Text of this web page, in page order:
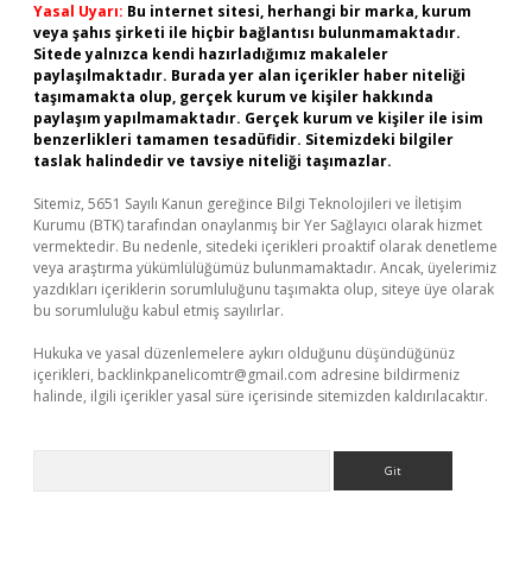
Yasal Uyarı: Bu internet sitesi, herhangi bir marka, kurum
veya şahıs şirketi ile hiçbir bağlantısı bulunmamaktadır.
Sitede yalnızca kendi hazırladığımız makaleler
paylaşılmaktadır. Burada yer alan içerikler haber niteliği
taşımamakta olup, gerçek kurum ve kişiler hakkında
paylaşım yapılmamaktadır. Gerçek kurum ve kişiler ile isim
benzerlikleri tamamen tesadüfidir. Sitemizdeki bilgiler
taslak halindedir ve tavsiye niteliği taşımazlar.
Sitemiz, 5651 Sayılı Kanun gereğince Bilgi Teknolojileri ve İletişim
Kurumu (BTK) tarafından onaylanmış bir Yer Sağlayıcı olarak hizmet
vermektedir. Bu nedenle, sitedeki içerikleri proaktif olarak denetleme
veya araştırma yükümlülüğümüz bulunmamaktadır. Ancak, üyelerimiz
yazdıkları içeriklerin sorumluluğunu taşımakta olup, siteye üye olarak
bu sorumluluğu kabul etmiş sayılırlar.
Hukuka ve yasal düzenlemelere aykırı olduğunu düşündüğünüz
içerikleri, backlinkpanelicomtr@gmail.com adresine bildirmeniz
halinde, ilgili içerikler yasal süre içerisinde sitemizden kaldırılacaktır.